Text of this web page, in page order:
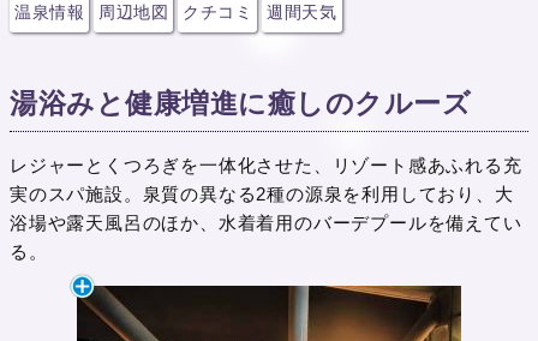
温泉情報 周辺地図 クチコミ 週間天気
湯浴みと健康増進に癒しのクルーズ
レジャーとくつろぎを一体化させた、リゾート感あふれる充
実のスパ施設。泉質の異なる2種の源泉を利用しており、大
浴場や露天風呂のほか、水着着用のバーデプールを備えてい
る。